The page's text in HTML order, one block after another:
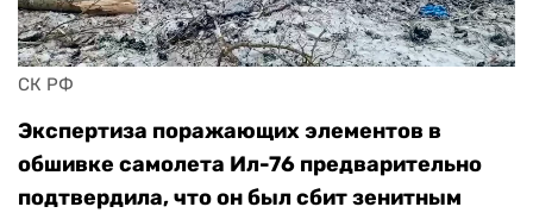
СК РФ
Экспертиза поражающих элементов в
обшивке самолета Ил-76 предварительно
подтвердила, что он был сбит зенитным